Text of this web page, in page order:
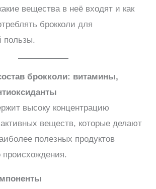
вещества в неё входят и как
брокколи для
пользы.
брокколи: витамины,
высоку концентрацию
веществ, которые делают
полезных продуктов
происхождения.